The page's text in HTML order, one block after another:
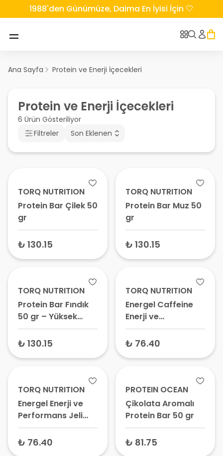
1988'den Günümüze, Daima En İyisi İçin 🤍
Ana Sayfa Protein ve Enerji İçecekleri
Protein ve Enerji İçecekleri
6 Ürün Gösteriliyor
Filtreler
Son Eklenen
TORQ NUTRITION
Protein Bar Çilek 50
gr
₺ 130.15
TORQ NUTRITION
Protein Bar Muz 50
gr
₺ 130.15
TORQ NUTRITION
Protein Bar Fındık
50 gr – Yüksek
Proteinli Bar,
Şekersiz
₺ 130.15
TORQ NUTRITION
Energel Caffeine
Enerji ve
Performans Jeli
Kahve 40 gr
₺ 76.40
TORQ NUTRITION
Energel Enerji ve
Performans Jeli
Şeftali 40 gr
₺ 76.40
PROTEIN OCEAN
Çikolata Aromalı
Protein Bar 50 gr
₺ 81.75